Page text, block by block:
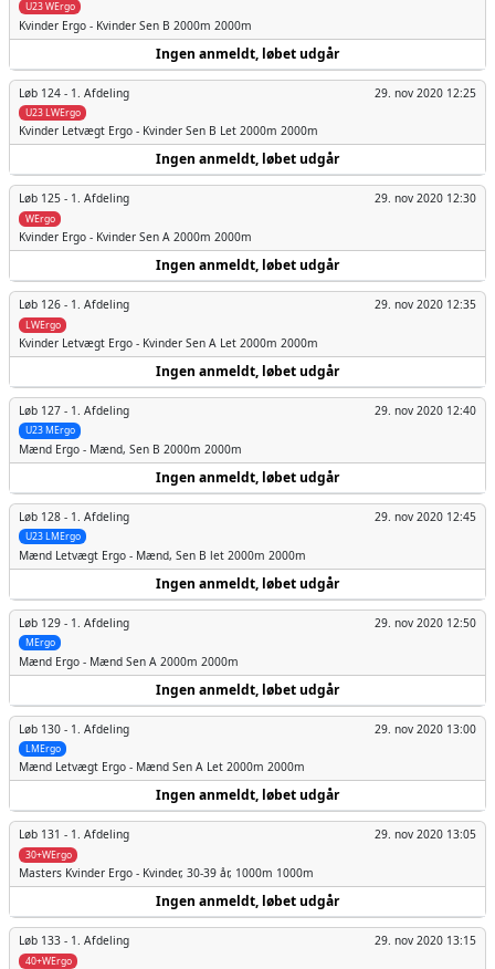
U23 WErgo
Kvinder Ergo - Kvinder Sen B 2000m 2000m
Ingen anmeldt, løbet udgår
Løb 124 - 1. Afdeling 29. nov 2020 12:25
U23 LWErgo
Kvinder Letvægt Ergo - Kvinder Sen B Let 2000m 2000m
Ingen anmeldt, løbet udgår
Løb 125 - 1. Afdeling 29. nov 2020 12:30
WErgo
Kvinder Ergo - Kvinder Sen A 2000m 2000m
Ingen anmeldt, løbet udgår
Løb 126 - 1. Afdeling 29. nov 2020 12:35
LWErgo
Kvinder Letvægt Ergo - Kvinder Sen A Let 2000m 2000m
Ingen anmeldt, løbet udgår
Løb 127 - 1. Afdeling 29. nov 2020 12:40
U23 MErgo
Mænd Ergo - Mænd, Sen B 2000m 2000m
Ingen anmeldt, løbet udgår
Løb 128 - 1. Afdeling 29. nov 2020 12:45
U23 LMErgo
Mænd Letvægt Ergo - Mænd, Sen B let 2000m 2000m
Ingen anmeldt, løbet udgår
Løb 129 - 1. Afdeling 29. nov 2020 12:50
MErgo
Mænd Ergo - Mænd Sen A 2000m 2000m
Ingen anmeldt, løbet udgår
Løb 130 - 1. Afdeling 29. nov 2020 13:00
LMErgo
Mænd Letvægt Ergo - Mænd Sen A Let 2000m 2000m
Ingen anmeldt, løbet udgår
Løb 131 - 1. Afdeling 29. nov 2020 13:05
30+WErgo
Masters Kvinder Ergo - Kvinder, 30-39 år, 1000m 1000m
Ingen anmeldt, løbet udgår
Løb 133 - 1. Afdeling 29. nov 2020 13:15
40+WErgo